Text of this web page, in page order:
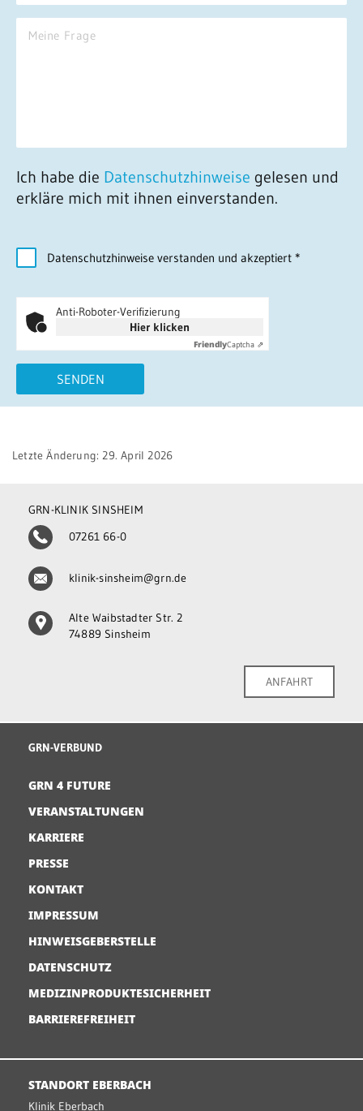
Ich habe die Datenschutzhinweise gelesen und
erkläre mich mit ihnen einverstanden.
Datenschutzhinweise verstanden und akzeptiert *
Anti-Roboter-Verifizierung
Hier klicken
FriendlyCaptcha ⇗
SENDEN
Letzte Änderung: 29. April 2026
GRN-KLINIK SINSHEIM
07261 66-0
klinik-sinsheim@grn.de
Alte Waibstadter Str. 2
74889 Sinsheim
ANFAHRT
GRN-VERBUND
GRN 4 FUTURE
VERANSTALTUNGEN
KARRIERE
PRESSE
KONTAKT
IMPRESSUM
HINWEISGEBERSTELLE
DATENSCHUTZ
MEDIZINPRODUKTESICHERHEIT
BARRIEREFREIHEIT
STANDORT EBERBACH
Klinik Eberbach